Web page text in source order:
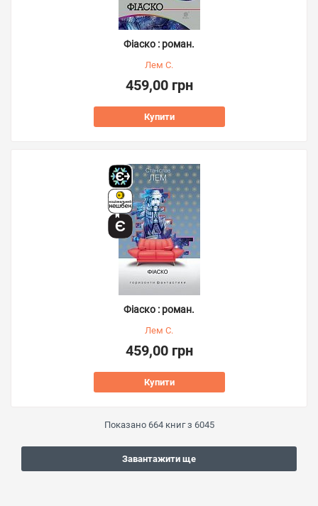
Фіаско : роман.
Лем С.
459,00 грн
Купити
Фіаско : роман.
Лем С.
459,00 грн
Купити
Показано 664книг з 6045
Завантажити ще